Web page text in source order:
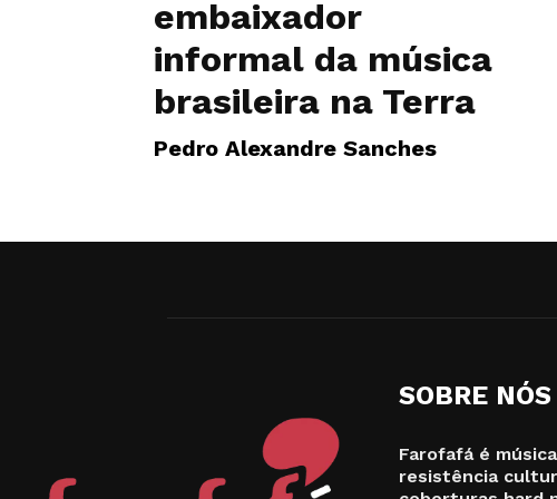
embaixador
informal da música
brasileira na Terra
Pedro Alexandre Sanches
SOBRE NÓS
Farofafá é
resistência